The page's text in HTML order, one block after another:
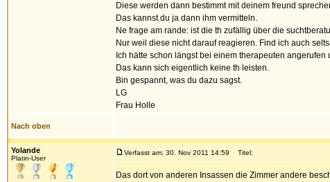
Diese werden dann bestimmt mit deinem freund
Das kannst du ja dann ihm vermitteln.
Ne frage am rande: ist die th zufällig über die
Nur weil diese nicht darauf reagieren. Find ich auch
Ich hätte schon längst bei einem therapeuten
Das kann sich eigentlich keine th leisten.
Bin gespannt, was du dazu sagst.
LG
Frau Holle
Nach oben
Yolande
Platin-User
Verfasst am: 30. Nov 2011 14:59 Titel:
Das dort von anderen Insassen die Zimmer andere